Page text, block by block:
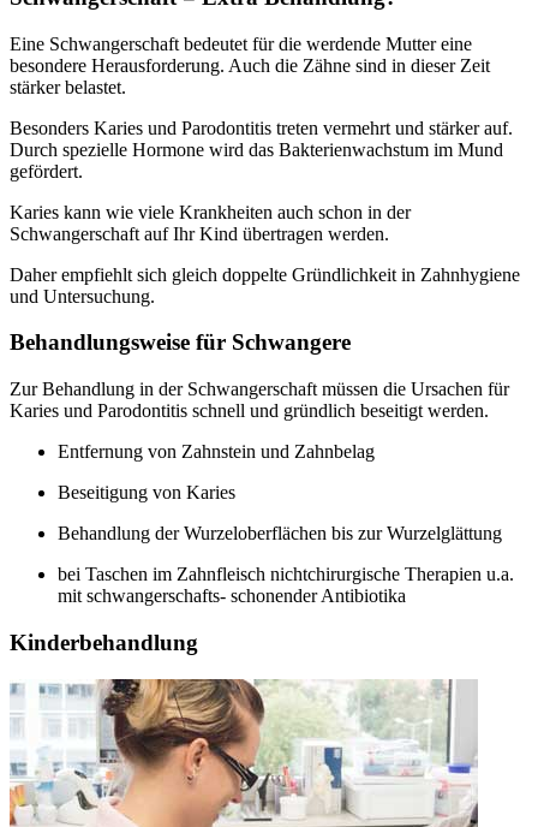
Eine Schwangerschaft bedeutet für die werdende Mutter eine
besondere Herausforderung. Auch die Zähne sind in dieser Zeit
stärker belastet.
Besonders Karies und Parodontitis treten vermehrt und stärker auf.
Durch spezielle Hormone wird das Bakterienwachstum im Mund
gefördert.
Karies kann wie viele Krankheiten auch schon in der
Schwangerschaft auf Ihr Kind übertragen werden.
Daher empfiehlt sich gleich doppelte Gründlichkeit in Zahnhygiene
und Untersuchung.
Behandlungsweise für Schwangere
Zur Behandlung in der Schwangerschaft müssen die Ursachen für
Karies und Parodontitis schnell und gründlich beseitigt werden.
Entfernung von Zahnstein und Zahnbelag
Beseitigung von Karies
Behandlung der Wurzeloberflächen bis zur Wurzelglättung
bei Taschen im Zahnfleisch nichtchirurgische Therapien u.a.
mit schwangerschafts- schonender Antibiotika
Kinderbehandlung